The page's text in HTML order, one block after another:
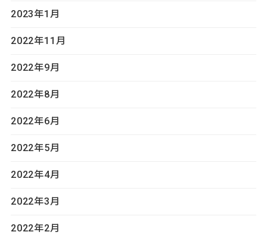
2023年1月
2022年11月
2022年9月
2022年8月
2022年6月
2022年5月
2022年4月
2022年3月
2022年2月